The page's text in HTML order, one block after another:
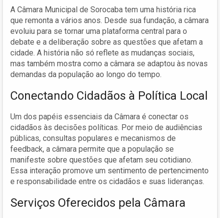
A Câmara Municipal de Sorocaba tem uma história rica
que remonta a vários anos. Desde sua fundação, a câmara
evoluiu para se tornar uma plataforma central para o
debate e a deliberação sobre as questões que afetam a
cidade. A história não só reflete as mudanças sociais,
mas também mostra como a câmara se adaptou às novas
demandas da população ao longo do tempo.
Conectando Cidadãos à Política Local
Um dos papéis essenciais da Câmara é conectar os
cidadãos às decisões políticas. Por meio de audiências
públicas, consultas populares e mecanismos de
feedback, a câmara permite que a população se
manifeste sobre questões que afetam seu cotidiano.
Essa interação promove um sentimento de pertencimento
e responsabilidade entre os cidadãos e suas lideranças.
Serviços Oferecidos pela Câmara